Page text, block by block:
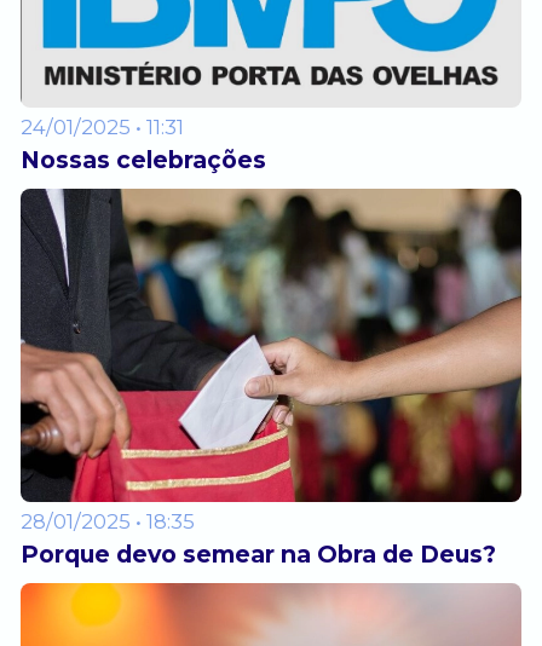
24/01/2025 • 11:31
Nossas celebrações
28/01/2025 • 18:35
Porque devo semear na Obra de Deus?